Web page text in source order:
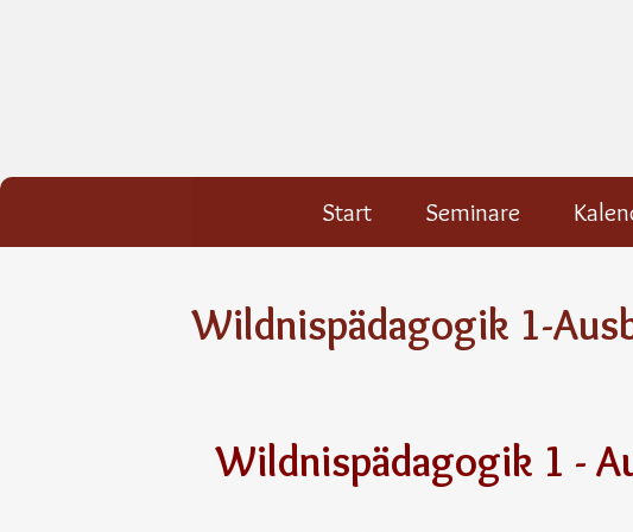
Start Seminare
Wildnispädagogik 1-
Wildnispädagogik 1 -